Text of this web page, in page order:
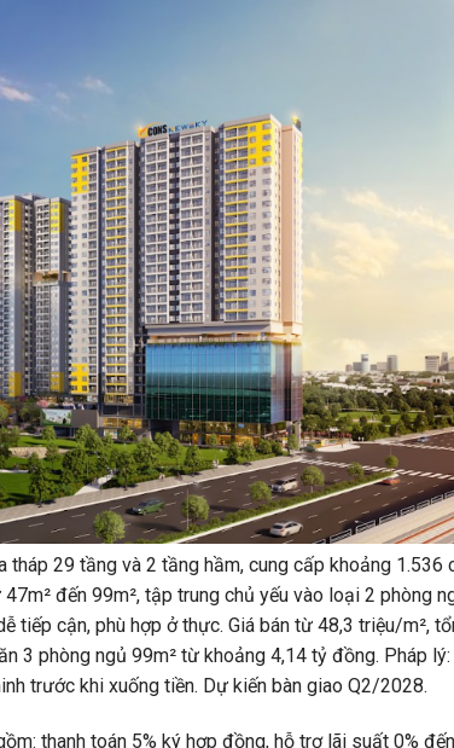
tháp 29 tầng và 2 tầng hầm, cung cấp khoảng
đến 99m², tập trung chủ yếu vào loại 2 phòng
tiếp cận, phù hợp ở thực. Giá bán từ 48,3 triệu/m²,
3 phòng ngủ 99m² từ khoảng 4,14 tỷ đồng. Pháp
trước khi xuống tiền. Dự kiến bàn giao Q2/2028.
thanh toán 5% ký hợp đồng, hỗ trợ lãi suất 0%